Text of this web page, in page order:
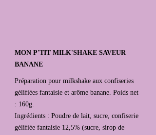
MON P'TIT MILK'SHAKE SAVEUR
BANANE
Préparation pour milkshake aux confiseries
gélifiées fantaisie et arôme banane. Poids net
: 160g.
Ingrédients : Poudre de lait, sucre, confiserie
gélifiée fantaisie 12,5% (sucre, sirop de